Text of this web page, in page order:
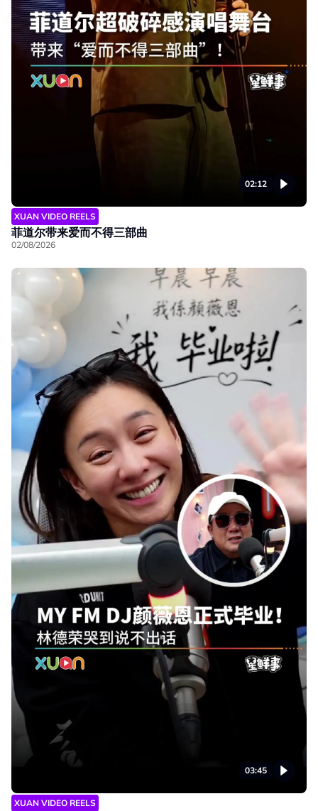
02:12
XUAN VIDEO REELS
菲道尔带来爱而不得三部曲
02/08/2026
03:45
XUAN VIDEO REELS